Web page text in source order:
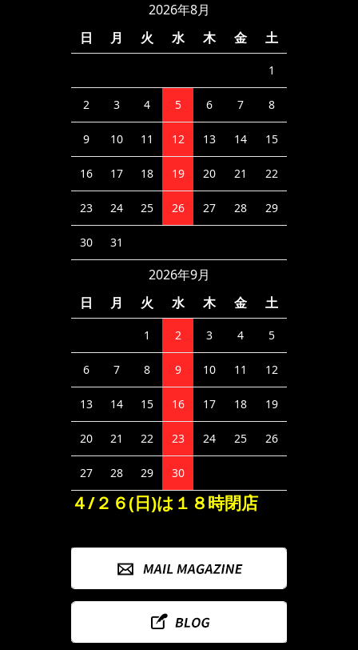
2026年8月
日
月 火 水 木 金 土
1
2 3 4 5 6 7 8
9 10 11 12 13 14 15
16 17 18 19 20 21 22
23 24 25 26 27 28 29
30 31
2026年9月
日
月 火 水 木 金 土
1 2 3 4 5
6 7 8 9 10 11 12
13 14 15 16 17 18 19
20 21 22 23 24 25 26
27 28 29 30
４/２６(日)は１８時閉店